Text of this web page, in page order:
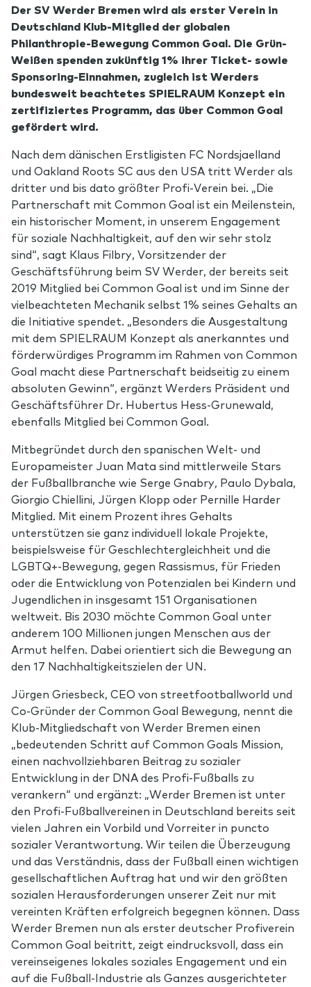
Der SV Werder Bremen wird als erster Verein in
Deutschland Klub-Mitglied der globalen
Philanthropie-Bewegung Common Goal. Die Grün-
Weißen spenden zukünftig 1% ihrer Ticket- sowie
Sponsoring-Einnahmen, zugleich ist Werders
bundesweit beachtetes SPIELRAUM Konzept ein
zertifiziertes Programm, das über Common Goal
gefördert wird.
Nach dem dänischen Erstligisten FC Nordsjaelland
und Oakland Roots SC aus den USA tritt Werder als
dritter und bis dato größter Profi-Verein bei. „Die
Partnerschaft mit Common Goal ist ein Meilenstein,
ein historischer Moment, in unserem Engagement
für soziale Nachhaltigkeit, auf den wir sehr stolz
sind“, sagt Klaus Filbry, Vorsitzender der
Geschäftsführung beim SV Werder, der bereits seit
2019 Mitglied bei Common Goal ist und im Sinne der
vielbeachteten Mechanik selbst 1% seines Gehalts an
die Initiative spendet. „Besonders die Ausgestaltung
mit dem SPIELRAUM Konzept als anerkanntes und
förderwürdiges Programm im Rahmen von Common
Goal macht diese Partnerschaft beidseitig zu einem
absoluten Gewinn“, ergänzt Werders Präsident und
Geschäftsführer Dr. Hubertus Hess-Grunewald,
ebenfalls Mitglied bei Common Goal.
Mitbegründet durch den spanischen Welt- und
Europameister Juan Mata sind mittlerweile Stars
der Fußballbranche wie Serge Gnabry, Paulo Dybala,
Giorgio Chiellini, Jürgen Klopp oder Pernille Harder
Mitglied. Mit einem Prozent ihres Gehalts
unterstützen sie ganz individuell lokale Projekte,
beispielsweise für Geschlechtergleichheit und die
LGBTQ+-Bewegung, gegen Rassismus, für Frieden
oder die Entwicklung von Potenzialen bei Kindern und
Jugendlichen in insgesamt 151 Organisationen
weltweit. Bis 2030 möchte Common Goal unter
anderem 100 Millionen jungen Menschen aus der
Armut helfen. Dabei orientiert sich die Bewegung an
den 17 Nachhaltigkeitszielen der UN.
Jürgen Griesbeck, CEO von streetfootballworld und
Co-Gründer der Common Goal Bewegung, nennt die
Klub-Mitgliedschaft von Werder Bremen einen
„bedeutenden Schritt auf Common Goals Mission,
einen nachvollziehbaren Beitrag zu sozialer
Entwicklung in der DNA des Profi-Fußballs zu
verankern“ und ergänzt: „Werder Bremen ist unter
den Profi-Fußballvereinen in Deutschland bereits seit
vielen Jahren ein Vorbild und Vorreiter in puncto
sozialer Verantwortung. Wir teilen die Überzeugung
und das Verständnis, dass der Fußball einen wichtigen
gesellschaftlichen Auftrag hat und wir den größten
sozialen Herausforderungen unserer Zeit nur mit
vereinten Kräften erfolgreich begegnen können. Dass
Werder Bremen nun als erster deutscher Profiverein
Common Goal beitritt, zeigt eindrucksvoll, dass ein
vereinseigenes lokales soziales Engagement und ein
auf die Fußball-Industrie als Ganzes ausgerichteter